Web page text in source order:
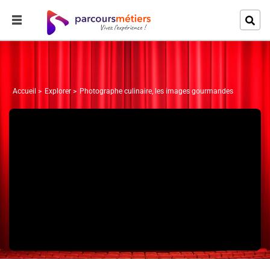
Accueil Explorer Photographe culinaire, les images gourmandes